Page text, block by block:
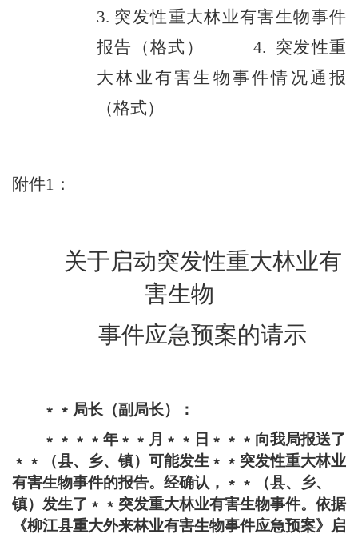
3. 突发性重大林业有害生物事件
报告
（格式 ） 4. 突发性重
大林业有害生物事件情况通报
（格式）
附件1 ：
关于启动突发性重大林业有
害生物
事件应急预案的请示
﹡﹡局长（副局长）：
﹡﹡﹡﹡年﹡﹡月﹡﹡日﹡﹡﹡向我局报送了
﹡﹡（县、乡、镇）可能发生﹡﹡突发性重大林业
有害生物事件的报告。经确认，﹡﹡（县、乡、
镇）发生了﹡﹡突发重大林业有害生物事件。依据
《柳江县重大外来林业有害生物事件应急预案》启